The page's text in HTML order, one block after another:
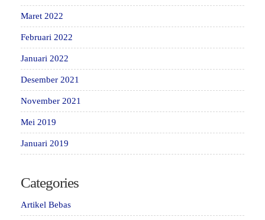
Maret 2022
Februari 2022
Januari 2022
Desember 2021
November 2021
Mei 2019
Januari 2019
Categories
Artikel Bebas